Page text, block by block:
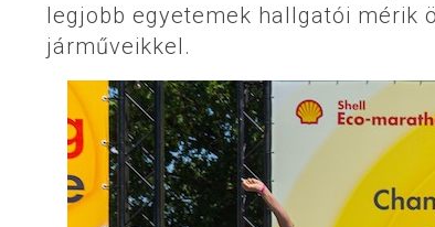
legjobb egyetemek hallgatói mérik
járműveikkel.